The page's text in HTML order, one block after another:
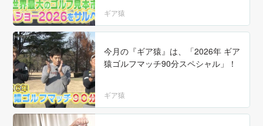
ギア猿
今月の『ギア猿』は、「2026年 ギア
猿ゴルフマッチ90分スペシャル」！
ギア猿